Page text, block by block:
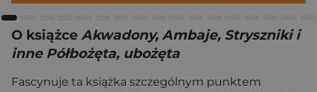
O książce Akwadony, Ambaje, Stryszniki i
inne Półbożęta, ubożęta
Fascynuje ta książka szczególnym punktem